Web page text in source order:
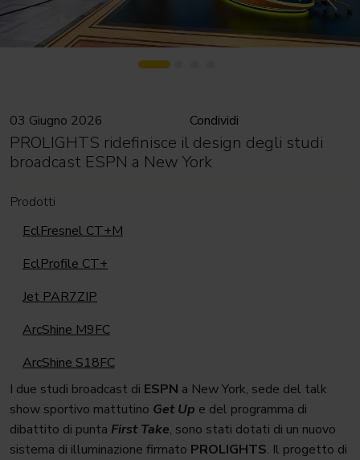
03 Giugno 2026 Condividi
PROLIGHTS ridefinisce il design degli studi
broadcast ESPN a New York
Prodotti
EclFresnel CT+M
EclProfile CT+
Jet PAR7ZIP
ArcShine M9FC
ArcShine S18FC
I due studi broadcast di ESPN a New York, sede del talk
show sportivo mattutino Get Up e del programma di
dibattito di punta First Take, sono stati dotati di un nuovo
sistema di illuminazione firmato PROLIGHTS. Il progetto di